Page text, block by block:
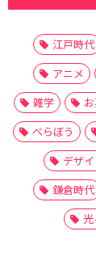
江戸時代
アニメ
雑学
べらぼう
デザ
鎌倉時代
光